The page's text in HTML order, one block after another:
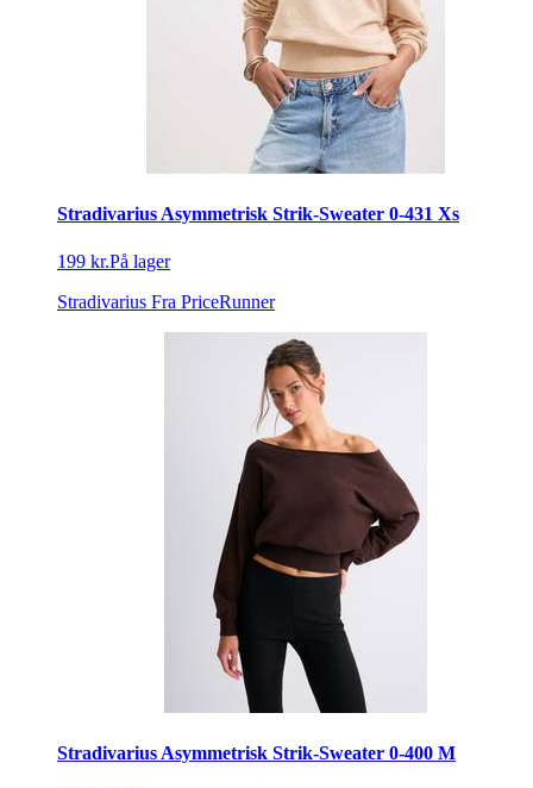
Stradivarius Asymmetrisk Strik-Sweater 0-431 Xs
199 kr.På lager
Stradivarius Fra PriceRunner
Stradivarius Asymmetrisk Strik-Sweater 0-400 M